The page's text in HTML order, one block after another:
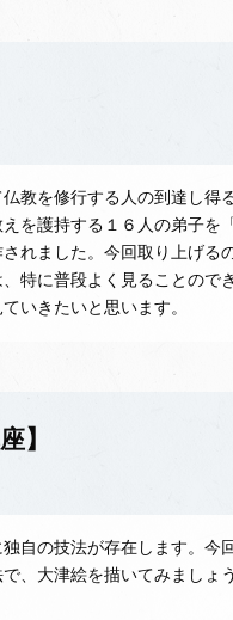
教を修行する人の到達し得
を護持する１６人の弟子を
れました。今回取り上げる
特に普段よく見ることので
いきたいと思います。
】
自の技法が存在します。今
、大津絵を描いてみましょ